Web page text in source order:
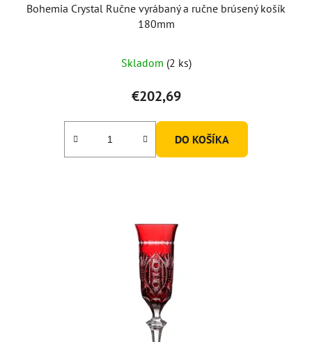
Bohemia Crystal Ručne vyrábaný a ručne brúsený košík
180mm
Skladom (2 ks)
€202,69
DO KOŠÍKA